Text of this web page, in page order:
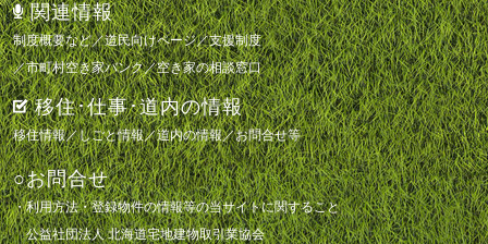
関連情報
制度概要など／道民向けページ／支援制度
／市町村空き家バンク／空き家の相談窓口
移住･仕事･道内の情報
移住情報／しごと情報／道内の情報／お問合せ等
○お問合せ
・利用方法・登録物件の情報等の当サイトに関すること
公益社団法人 北海道宅地建物取引業協会